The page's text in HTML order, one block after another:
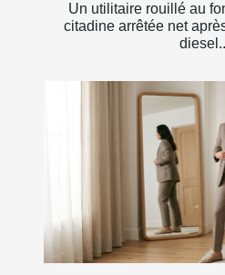
Un utilitaire rouillé au
citadine arrêtée net